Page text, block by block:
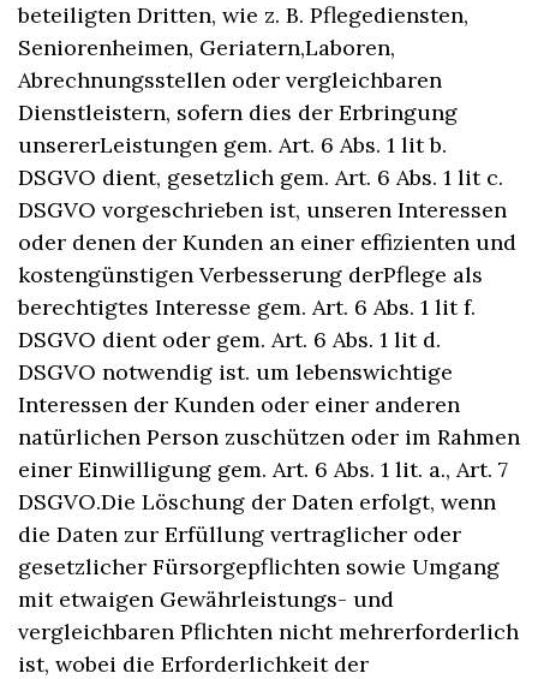
beteiligten Dritten, wie z. B. Pflegediensten,
Seniorenheimen, Geriatern,Laboren,
Abrechnungsstellen oder vergleichbaren
Dienstleistern, sofern dies der Erbringung
unsererLeistungen gem. Art. 6 Abs. 1 lit b.
DSGVO dient, gesetzlich gem. Art. 6 Abs. 1 lit c.
DSGVO vorgeschrieben ist, unseren Interessen
oder denen der Kunden an einer effizienten und
kostengünstigen Verbesserung derPflege als
berechtigtes Interesse gem. Art. 6 Abs. 1 lit f.
DSGVO dient oder gem. Art. 6 Abs. 1 lit d.
DSGVO notwendig ist. um lebenswichtige
Interessen der Kunden oder einer anderen
natürlichen Person zuschützen oder im Rahmen
einer Einwilligung gem. Art. 6 Abs. 1 lit. a., Art. 7
DSGVO.Die Löschung der Daten erfolgt, wenn
die Daten zur Erfüllung vertraglicher oder
gesetzlicher Fürsorgepflichten sowie Umgang
mit etwaigen Gewährleistungs- und
vergleichbaren Pflichten nicht mehrerforderlich
ist, wobei die Erforderlichkeit der